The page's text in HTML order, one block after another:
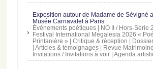
Exposition autour de Madame de Sévigné
Musée Carnavalet à Paris
Événements poétiques | NO II / Hors-Série
Festival International Megalesia 2026 «
Printanière » | Critique & réception |
| Articles & témoignages | Revue Matrimoine |
Invitations / Invitations à voir | Agenda